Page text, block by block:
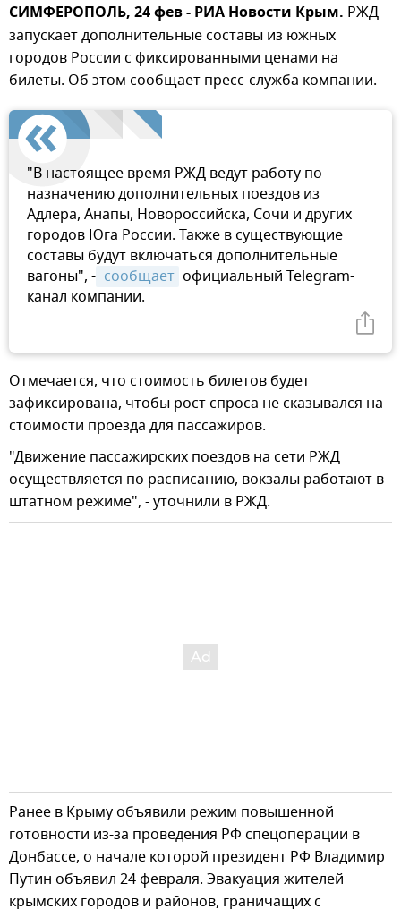
СИМФЕРОПОЛЬ, 24 фев - РИА Новости Крым. РЖД
запускает дополнительные составы из южных
городов России с фиксированными ценами на
билеты. Об этом сообщает пресс-служба компании.
"В настоящее время РЖД ведут работу по
назначению дополнительных поездов из
Адлера, Анапы, Новороссийска, Сочи и других
городов Юга России. Также в существующие
составы будут включаться дополнительные
вагоны", - сообщает официальный Telegram-
канал компании.
Отмечается, что стоимость билетов будет
зафиксирована, чтобы рост спроса не сказывался на
стоимости проезда для пассажиров.
"Движение пассажирских поездов на сети РЖД
осуществляется по расписанию, вокзалы работают в
штатном режиме", - уточнили в РЖД.
Ранее в Крыму объявили режим повышенной
готовности из-за проведения РФ спецоперации в
Донбассе, о начале которой президент РФ Владимир
Путин объявил 24 февраля. Эвакуация жителей
крымских городов и районов, граничащих с